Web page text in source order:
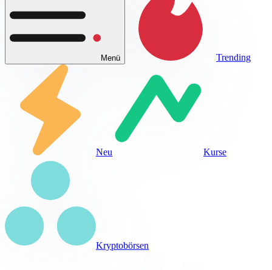
Menü Trending
Neu Kurse
Kryptobörsen